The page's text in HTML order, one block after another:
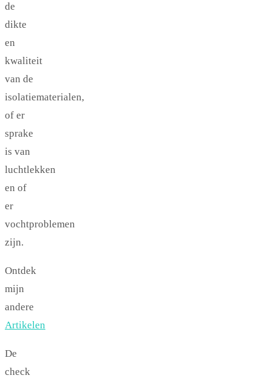
de
dikte
en
kwaliteit
van de
isolatiematerialen,
of er
sprake
is van
luchtlekken
en of
er
vochtproblemen
zijn.
Ontdek
mijn
andere
Artikelen
De
check